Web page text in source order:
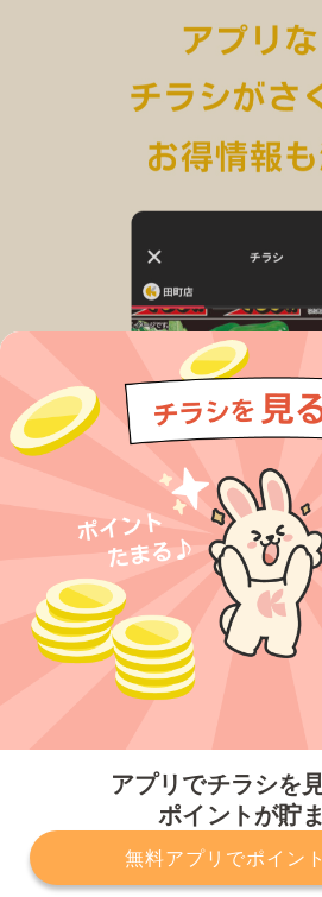
アプリでチラシを
ポイントが貯
無料アプリでポイン
プライバシーポリシー 利用規